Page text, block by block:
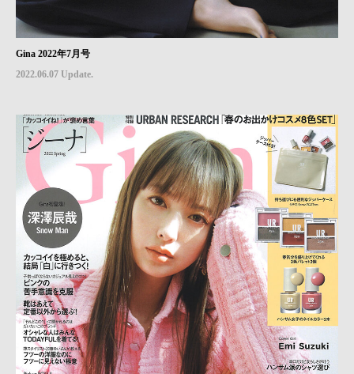
Gina 2022年7月号
2022.06.07 Update.